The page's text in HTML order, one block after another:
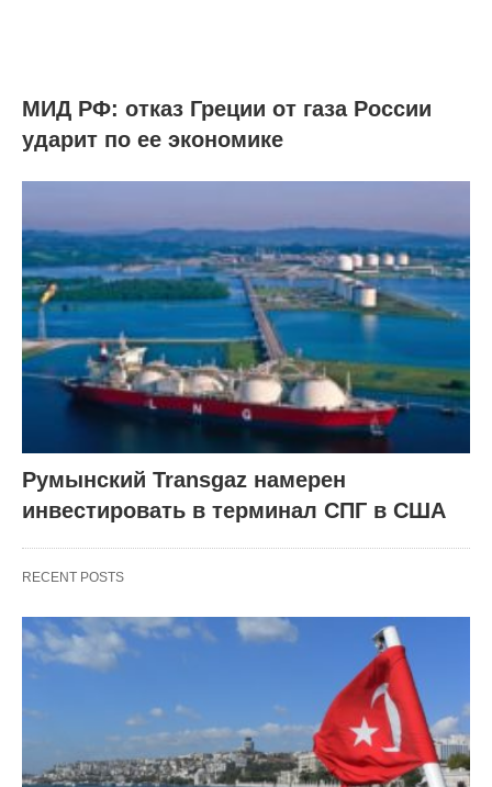
МИД РФ: отказ Греции от газа России
ударит по ее экономике
Румынский Transgaz намерен
инвестировать в терминал СПГ в США
RECENT POSTS